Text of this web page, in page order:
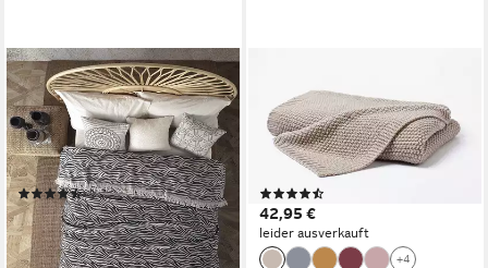
BOHORIA
Tagesdecke BOHORIA®
Premium Tagesdecke "Ubud"
(150x200cm / 220 x 240cm),
mit Muster
(5)
26,90 € UVP59,90 €
-55%
lieferbar - in 4-5 Werktagen bei dir
Wohndecke Strick, mit einer
hochwertigen
Randverarbeitung,
Kuscheldecke
42,95 €
leider ausverkauft
+4